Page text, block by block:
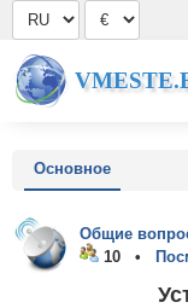
Основное
Общие
10 •